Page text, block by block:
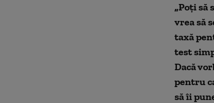
„Poți să
vrea să
taxă
test
Dacă
pentru
să îi